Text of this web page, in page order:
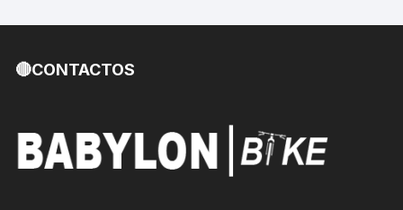
🔴CONTACTOS